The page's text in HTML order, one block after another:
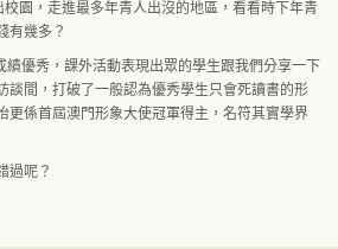
校園，走進最多年青人出沒的地區，看看時下年青
有幾多？
績優秀，課外活動表現出眾的學生跟我們分享一下
談間，打破了一般認為優秀學生只會死讀書的形
更係首屆澳門形象大使冠軍得主，名符其實學界
過呢？